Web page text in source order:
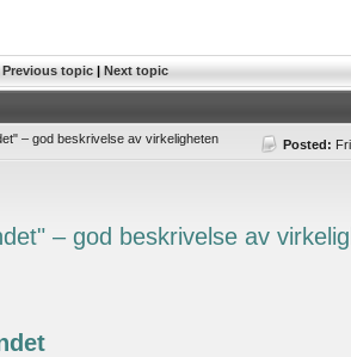
Previous topic|Next topic
– god beskrivelse av virkeligheten Posted:
– god beskrivelse av